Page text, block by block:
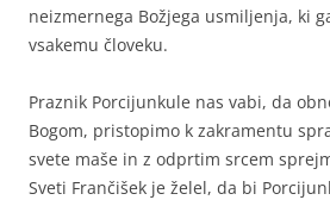
neizmernega Božjega usmiljenja, ki
vsakemu človeku.
Praznik Porcijunkule nas vabi, da
Bogom, pristopimo k zakramentu
svete maše in z odprtim srcem
Sveti Frančišek je želel, da bi